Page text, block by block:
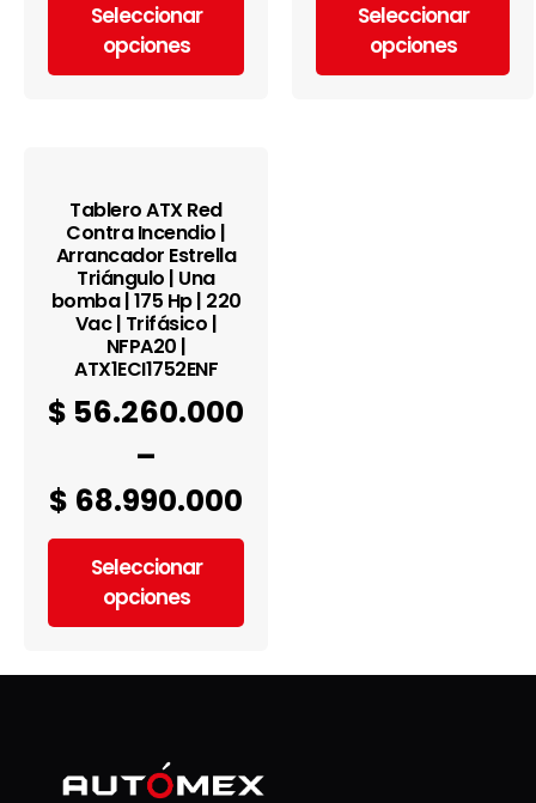
Seleccionar
opciones
Seleccionar
opciones
Tablero ATX Red
Contra Incendio |
Arrancador Estrella
Triángulo | Una
bomba | 175 Hp | 220
Vac | Trifásico |
NFPA20 |
ATX1ECI1752ENF
$ 56.260.000
–
$ 68.990.000
Seleccionar
opciones